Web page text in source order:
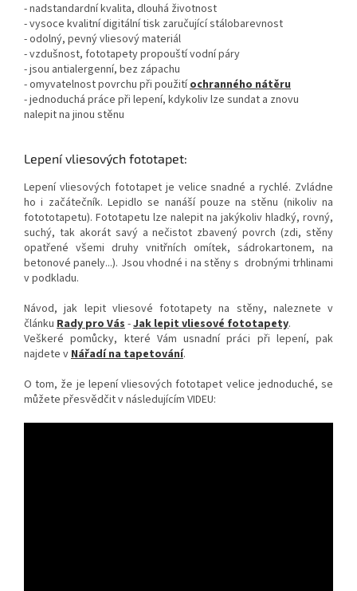
- nadstandardní kvalita, dlouhá životnost
- vysoce kvalitní digitální tisk zaručující stálobarevnost
- odolný, pevný vliesový materiál
- vzdušnost, fototapety propouští vodní páry
- jsou antialergenní, bez zápachu
- omyvatelnost povrchu při použitíochranného nátěru
- jednoduchá práce při lepení, kdykoliv lze sundat a znovu
nalepit na jinou stěnu
Lepení vliesových fototapet:
Lepení vliesových fototapet je velice snadné a rychlé. Zvládne
ho i začátečník. Lepidlo se nanáší pouze na stěnu (nikoliv na
fotototapetu). Fototapetu lze nalepit na jakýkoliv hladký, rovný,
suchý, tak akorát savý a nečistot zbavený povrch (zdi, stěny
opatřené všemi druhy vnitřních omítek, sádrokartonem, na
betonové panely...). Jsou vhodné i na stěny s drobnými trhlinami
v podkladu.
Návod, jak lepit vliesové fototapety na stěny, naleznete v
článku Rady pro Vás-Jak lepit vliesové fototapety.
Veškeré pomůcky, které Vám usnadní práci při lepení, pak
najdete vNářadí na tapetování.
O tom, že je lepení vliesových fototapet velice jednoduché, se
můžete přesvědčit v následujícím VIDEU: